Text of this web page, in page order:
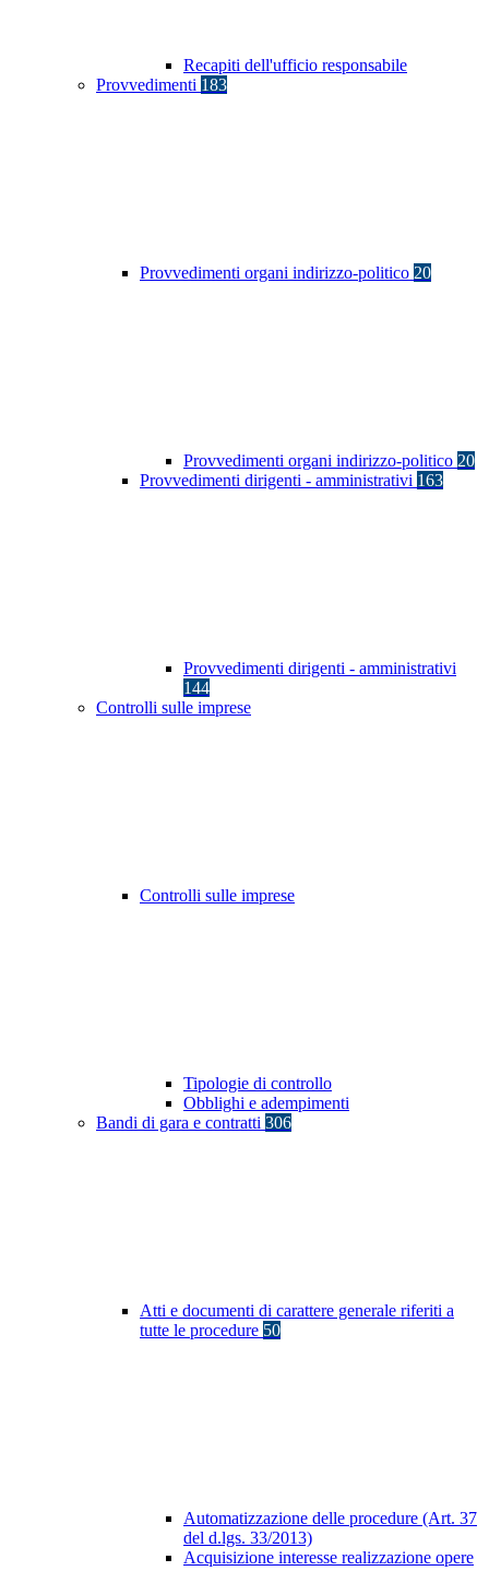
Recapiti dell'ufficio responsabile
Provvedimenti 183
Provvedimenti organi indirizzo-politico 20
Provvedimenti organi indirizzo-politico 20
Provvedimenti dirigenti - amministrativi 163
Provvedimenti dirigenti - amministrativi
144
Controlli sulle imprese
Controlli sulle imprese
Tipologie di controllo
Obblighi e adempimenti
Bandi di gara e contratti 306
Atti e documenti di carattere generale riferiti a
tutte le procedure 50
Automatizzazione delle procedure (Art. 37
del d.lgs. 33/2013)
Acquisizione interesse realizzazione opere